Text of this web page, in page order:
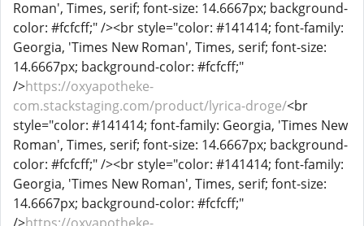
Roman', Times, serif; font-size: 14.6667px; background-
color: #fcfcff;" /><br style="color: #141414; font-family:
Georgia, 'Times New Roman', Times, serif; font-size:
14.6667px; background-color: #fcfcff;"
/>https://oxyapotheke-
com.stackstaging.com/product/lyrica-droge/<br
style="color: #141414; font-family: Georgia, 'Times New
Roman', Times, serif; font-size: 14.6667px; background-
color: #fcfcff;" /><br style="color: #141414; font-family:
Georgia, 'Times New Roman', Times, serif; font-size:
14.6667px; background-color: #fcfcff;"